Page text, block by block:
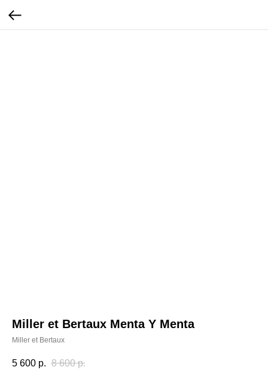
Miller et Bertaux Menta Y Menta
Miller et Bertaux
5 600 р. 8 600 р.